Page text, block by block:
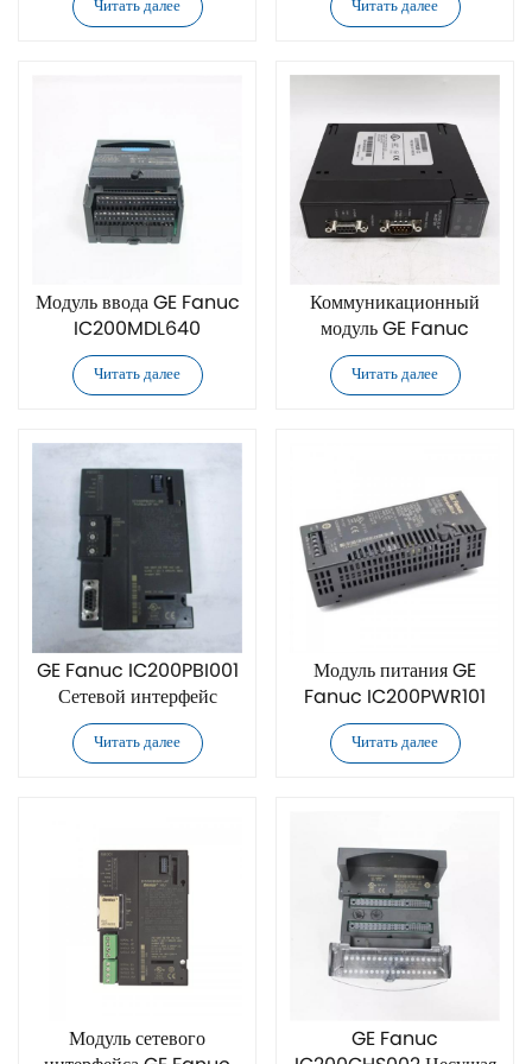
объединительной платы
Читать далее Читать далее
Модуль ввода GE Fanuc
IC200MDL640
Читать далее
Коммуникационный
модуль GE Fanuc
IC693PBM200
Читать далее
GE Fanuc IC200PBI001
Сетевой интерфейс
Profibus
Читать далее
Модуль питания GE
Fanuc IC200PWR101
Читать далее
Модуль сетевого
GE Fanuc